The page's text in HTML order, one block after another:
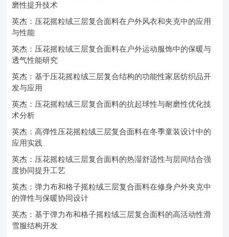
磨性提升技术
英杰：压花摇粒绒三层复合面料在户外风衣和夹克中的应用
与性能
英杰：压花摇粒绒三层复合面料在户外运动服饰中的保暖与
透气性能研究
英杰：基于压花摇粒绒三层复合结构的功能性家居纺织品开
发与应用
英杰：压花摇粒绒三层复合面料的抗起球性与耐磨性优化技
术分析
英杰：高弹性压花摇粒绒三层复合面料在冬季童装设计中的
应用实践
英杰：压花摇粒绒三层复合面料的热湿舒适性与层间结合强
度协同提升工艺
英杰：弹力布和格子摇粒绒三层复合面料在修身户外夹克中
的弹性与保暖协同设计
英杰：基于弹力布和格子摇粒绒三层复合面料的高活动性滑
雪服结构开发